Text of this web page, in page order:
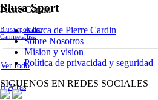
Blusa Sport
Blusa sport lisa
Camiseta lisa
Ver todo
Atrás
Pierre Cardin
Acerca de Pierre Cardin
Sobre Nosotros
Mision y vision
Política de privacidad y seguridad
SIGUENOS EN REDES SOCIALES